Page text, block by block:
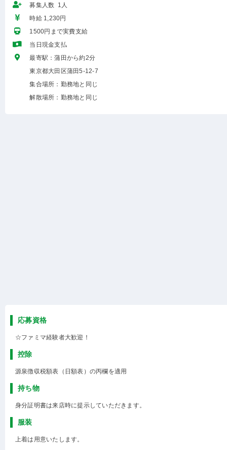
募集人数 1人
時給 1,230円
1500円まで実費支給
当日現金支払
最寄駅：蒲田から約2分
東京都大田区蒲田5-12-7
集合場所：勤務地と同じ
解散場所：勤務地と同じ
応募資格
☆ファミマ経験者大歓迎！
控除
源泉徴収税額表（日額表）の丙欄を適用
持ち物
身分証明書は来店時に提示していただきます。
服装
上着は用意いたします。